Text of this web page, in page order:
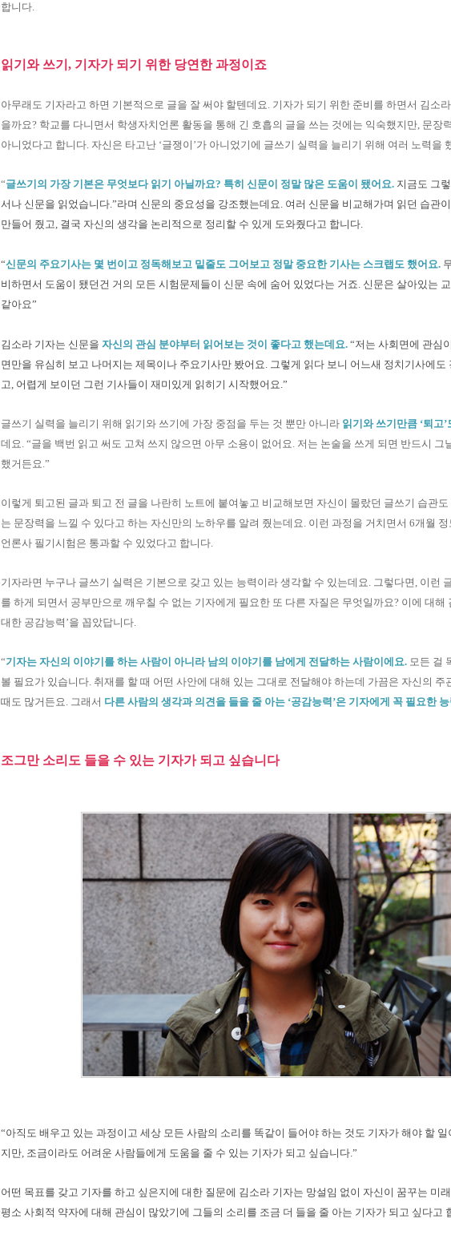
합니다.
읽기와 쓰기, 기자가 되기 위한 당연한 과정이죠
아무래도 기자라고 하면 기본적으로 글을 잘 써야 할텐데요. 기자가 되기 위한 준비를 하면서 김소
을까요? 학교를 다니면서 학생자치언론 활동을 통해 긴 호흡의 글을 쓰는 것에는 익숙했지만, 문장
아니었다고 합니다. 자신은 타고난 ‘글쟁이’가 아니었기에 글쓰기 실력을 늘리기 위해 여러 노력을
“글쓰기의 가장 기본은 무엇보다 읽기 아닐까요? 특히 신문이 정말 많은 도움이 됐어요. 지금도 그
서나 신문을 읽었습니다.”라며 신문의 중요성을 강조했는데요. 여러 신문을 비교해가며 읽던 습관
만들어 줬고, 결국 자신의 생각을 논리적으로 정리할 수 있게 도와줬다고 합니다.
“신문의 주요기사는 몇 번이고 정독해보고 밑줄도 그어보고 정말 중요한 기사는 스크랩도 했어요.
비하면서 도움이 됐던건 거의 모든 시험문제들이 신문 속에 숨어 있었다는 거죠. 신문은 살아있는
같아요”
김소라 기자는 신문을 자신의 관심 분야부터 읽어보는 것이 좋다고 했는데요. “저는 사회면에 관심
면만을 유심히 보고 나머지는 제목이나 주요기사만 봤어요. 그렇게 읽다 보니 어느새 정치기사에도
고, 어렵게 보이던 그런 기사들이 재미있게 읽히기 시작했어요.”
글쓰기 실력을 늘리기 위해 읽기와 쓰기에 가장 중점을 두는 것 뿐만 아니라 읽기와 쓰기만큼 ‘퇴고
데요. “글을 백번 읽고 써도 고쳐 쓰지 않으면 아무 소용이 없어요. 저는 논술을 쓰게 되면 반드시 그
했거든요.”
이렇게 퇴고된 글과 퇴고 전 글을 나란히 노트에 붙여놓고 비교해보면 자신이 몰랐던 글쓰기 습관
는 문장력을 느낄 수 있다고 하는 자신만의 노하우를 알려 줬는데요. 이런 과정을 거치면서 6개월
언론사 필기시험은 통과할 수 있었다고 합니다.
기자라면 누구나 글쓰기 실력은 기본으로 갖고 있는 능력이라 생각할 수 있는데요. 그렇다면, 이런
를 하게 되면서 공부만으로 깨우칠 수 없는 기자에게 필요한 또 다른 자질은 무엇일까요? 이에 대해
대한 공감능력’을 꼽았답니다.
“기자는 자신의 이야기를 하는 사람이 아니라 남의 이야기를 남에게 전달하는 사람이에요. 모든 걸
볼 필요가 있습니다. 취재를 할 때 어떤 사안에 대해 있는 그대로 전달해야 하는데 가끔은 자신의 주
때도 많거든요. 그래서 다른 사람의 생각과 의견을 들을 줄 아는 ‘공감능력’은 기자에게 꼭 필요한
조그만 소리도 들을 수 있는 기자가 되고 싶습니다
“아직도 배우고 있는 과정이고 세상 모든 사람의 소리를 똑같이 들어야 하는 것도 기자가 해야 할
지만, 조금이라도 어려운 사람들에게 도움을 줄 수 있는 기자가 되고 싶습니다.”
어떤 목표를 갖고 기자를 하고 싶은지에 대한 질문에 김소라 기자는 망설임 없이 자신이 꿈꾸는 미
평소 사회적 약자에 대해 관심이 많았기에 그들의 소리를 조금 더 들을 줄 아는 기자가 되고 싶다고